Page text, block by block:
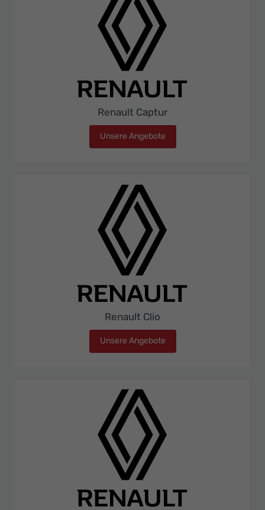
Renault Captur
Unsere Angebote
Renault Clio
Unsere Angebote